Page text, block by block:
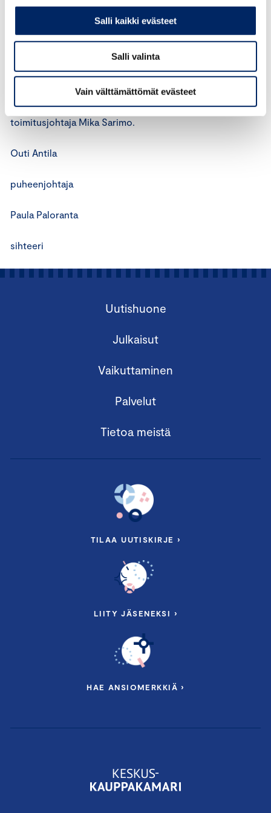
Salli kaikki evästeet
Salli valinta
Vain välttämättömät evästeet
Asian käsittelyyn ovat ottaneet osaa mainonnan eettisen
neuvoston puheenjohtaja varatuomari Outi Antila,
varatuomari Arja Hiltunen, hallintojohtaja Pia
Huhdanmäki, KTT Annukka Jyrämä, varatuomari Pirkko
Mäkinen, päätoimittaja Tapani Ruokanen ja
toimitusjohtaja Mika Sarimo.
Outi Antila
puheenjohtaja
Paula Paloranta
sihteeri
Uutishuone
Julkaisut
Vaikuttaminen
Palvelut
Tietoa meistä
TILAA UUTISKIRJE ›
LIITY JÄSENEKSI ›
HAE ANSIOMERKKIÄ ›